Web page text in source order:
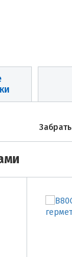
Забрать